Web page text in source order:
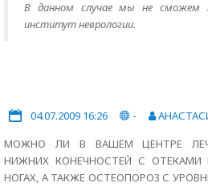
В данном случае мы не сможем
институт неврологии.
04.07.2009 16:26 -
МОЖНО ЛИ В ВАШЕМ ЦЕНТРЕ
НИЖНИХ КОНЕЧНОСТЕЙ С
НОГАХ, А ТАКЖЕ ОСТЕОПОРОЗ С